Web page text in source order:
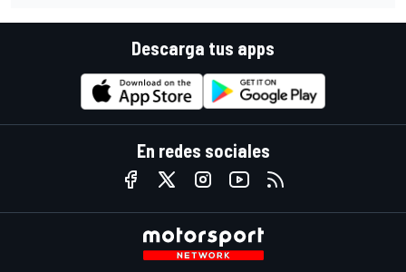
Descarga tus apps
En redes sociales